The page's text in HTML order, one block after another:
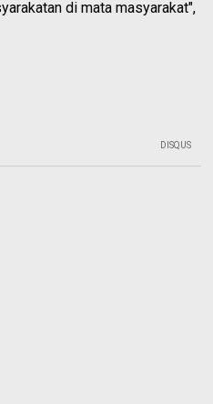
di mata masyarakat",
DISQUS